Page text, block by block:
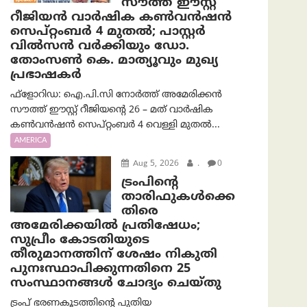
റീജിയൻ വാർഷിക കൺവൻഷൻ
സെപ്റ്റംബർ 4 മുതൽ; പാസ്റ്റർ
വിൽസൻ വർക്കിയും ഡോ.
തോംസൺ കെ. മാത്യൂവും മുഖ്യ
പ്രഭാഷകർ
ഫ്ളോറിഡ: ഐ.പി.സി നോർത്ത് അമേരിക്കൻ
സൗത്ത് ഈസ്റ്റ് റീജിയന്റെ 26 – മത് വാർഷിക
കൺവൻഷൻ സെപ്റ്റംബർ 4 വെള്ളി മുതൽ...
AMERICA
Aug 5, 2026 . 0
ട്രംപിന്റെ
താരിഫുകൾക്കെ
തിരെ
അമേരിക്കയില്‍ പ്രതിഷേധം;
സുപ്രീം കോടതിയുടെ
തീരുമാനത്തിന് ശേഷം നികുതി
പുനഃസ്ഥാപിക്കുന്നതിനെ 25
സംസ്ഥാനങ്ങൾ ചോദ്യം ചെയ്തു
ട്രംപ് ഭരണകൂടത്തിന്റെ പുതിയ